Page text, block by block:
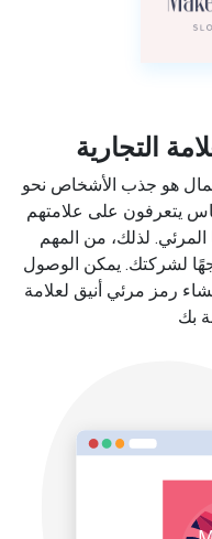
التجارية
هو جذب الأشخاص نحو
يتعرفون على علامتهم
لذلك، من المهم
لشركتك. يمكن الوصول
رمز مرئي أنيق لعلامة